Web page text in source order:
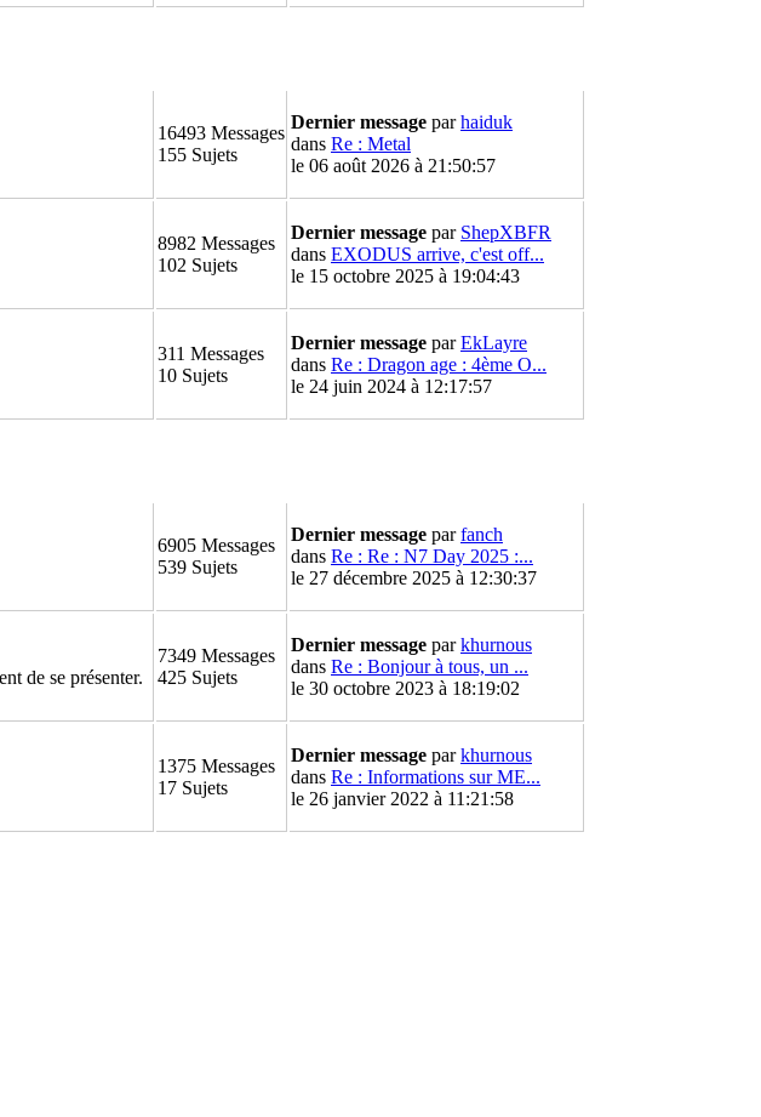
16493 Messages
155 Sujets
Dernier message parhaiduk
dans Re : Metal
le 06 août 2026 à 21:50:57
8982 Messages
102 Sujets
Dernier message par ShepXBFR
dans EXODUS arrive, c'est off...
le 15 octobre 2025 à 19:04:43
311 Messages
10 Sujets
Dernier message parEkLayre
dans Re : Dragon age : 4ème O...
le 24 juin 2024 à 12:17:57
6905 Messages
539 Sujets
Dernier message parfanch
dans Re : Re : N7 Day 2025 :...
le 27 décembre 2025 à 12:30:37
de se présenter.
7349 Messages
425 Sujets
Dernier message parkhurnous
dans Re : Bonjour à tous, un ...
le 30 octobre 2023 à 18:19:02
1375 Messages
17 Sujets
Dernier message parkhurnous
dans Re : Informations sur ME...
le 26 janvier 2022 à 11:21:58